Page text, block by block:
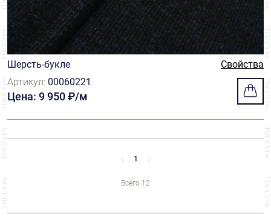
Шерсть-букле
Свойства
Артикул: 00060221
Цена: 9 950 ₽/м
1
Всего 12